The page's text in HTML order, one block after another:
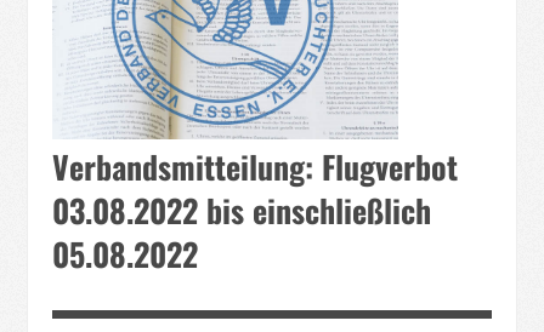
Verbandsmitteilung: Flugverbot
03.08.2022 bis einschließlich
05.08.2022